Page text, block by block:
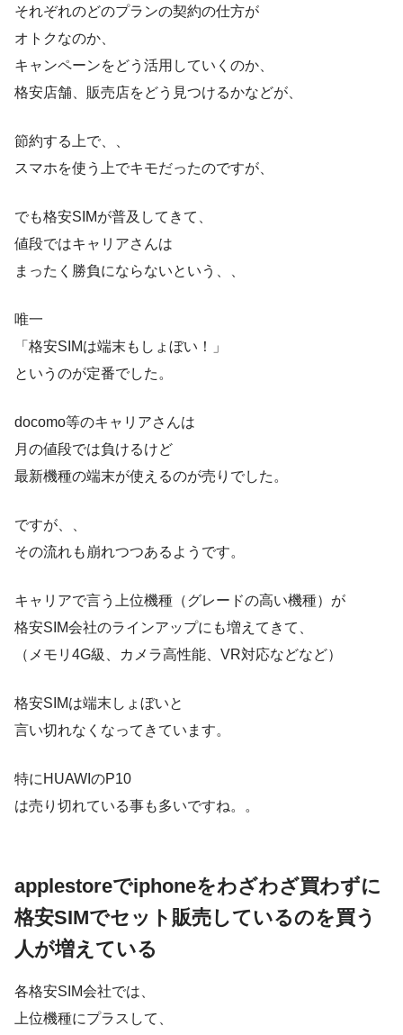
それぞれのどのプランの契約の仕方が
オトクなのか、
キャンペーンをどう活用していくのか、
格安店舗、販売店をどう見つけるかなどが、
節約する上で、、
スマホを使う上でキモだったのですが、
でも格安SIMが普及してきて、
値段ではキャリアさんは
まったく勝負にならないという、、
唯一
「格安SIMは端末もしょぼい！」
というのが定番でした。
docomo等のキャリアさんは
月の値段では負けるけど
最新機種の端末が使えるのが売りでした。
ですが、、
その流れも崩れつつあるようです。
キャリアで言う上位機種（グレードの高い機種）が
格安SIM会社のラインアップにも増えてきて、
（メモリ4G級、カメラ高性能、VR対応などなど）
格安SIMは端末しょぼいと
言い切れなくなってきています。
特にHUAWIのP10
は売り切れている事も多いですね。。
applestoreでiphoneをわざわざ買わずに
格安SIMでセット販売しているのを買う
人が増えている
各格安SIM会社では、
上位機種にプラスして、